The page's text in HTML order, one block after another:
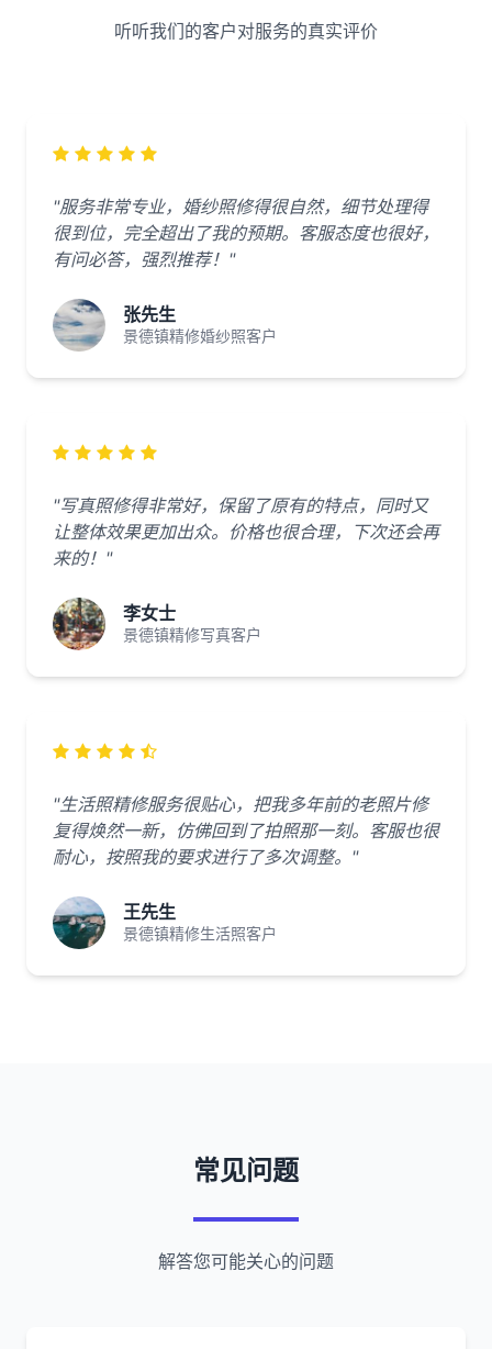
听听我们的客户对服务的真实评价
"服务非常专业，婚纱照修得很自然，细节处理得
很到位，完全超出了我的预期。客服态度也很好，
有问必答，强烈推荐！"
张先生
景德镇精修婚纱照客户
"写真照修得非常好，保留了原有的特点，同时又
让整体效果更加出众。价格也很合理，下次还会再
来的！"
李女士
景德镇精修写真客户
"生活照精修服务很贴心，把我多年前的老照片修
复得焕然一新，仿佛回到了拍照那一刻。客服也很
耐心，按照我的要求进行了多次调整。"
王先生
景德镇精修生活照客户
常见问题
解答您可能关心的问题